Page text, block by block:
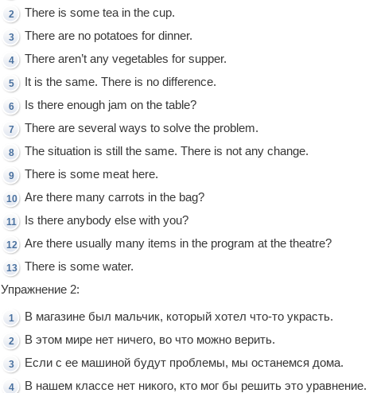
There is some tea in the cup.
There are no potatoes for dinner.
There aren’t any vegetables for supper.
It is the same. There is no difference.
Is there enough jam on the table?
There are several ways to solve the problem.
The situation is still the same. There is not any change.
There is some meat here.
Are there many carrots in the bag?
Is there anybody else with you?
Are there usually many items in the program at the theatre?
There is some water.
Упражнение 2:
В магазине был мальчик, который хотел что-то украсть.
В этом мире нет ничего, во что можно верить.
Если с ее машиной будут проблемы, мы останемся дома.
В нашем классе нет никого, кто мог бы решить это уравнение.